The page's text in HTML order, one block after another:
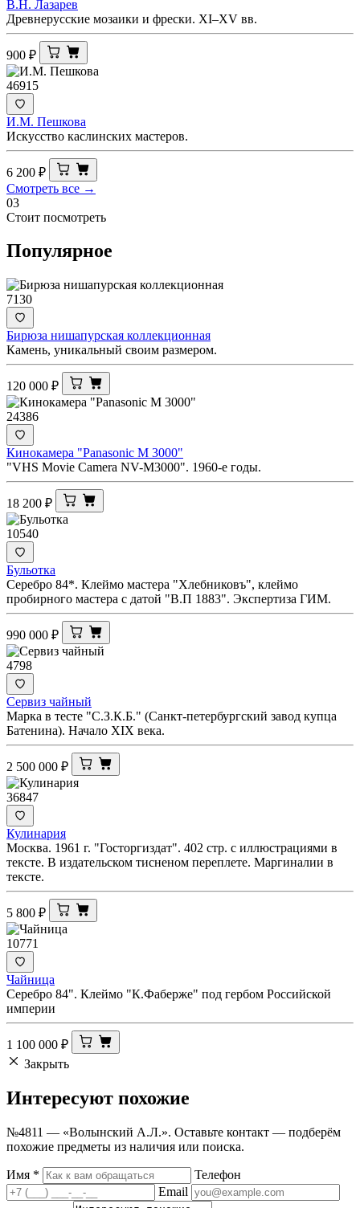
В.Н. Лазарев
Древнерусские мозаики и фрески. XI–XV вв.
900 ₽
46915
И.М. Пешкова
Искусство каслинских мастеров.
6 200 ₽
Смотреть все →
03
Стоит посмотреть
Популярное
7130
Бирюза нишапурская коллекционная
Камень, уникальный своим размером.
120 000 ₽
24386
Кинокамера "Panasonic M 3000"
"VHS Movie Camera NV-M3000". 1960-е годы.
18 200 ₽
10540
Бульотка
Серебро 84*. Клеймо мастера "Хлебниковъ", клеймо
пробирного мастера с датой "В.П 1883". Экспертиза ГИМ.
990 000 ₽
4798
Сервиз чайный
Марка в тесте "С.З.К.Б." (Санкт-петербургский завод купца
Батенина). Начало XIX века.
2 500 000 ₽
36847
Кулинария
Москва. 1961 г. "Госторгиздат". 402 стр. с иллюстрациями в
тексте. В издательском тисненом переплете. Маргиналии в
тексте.
5 800 ₽
10771
Чайница
Серебро 84". Клеймо "К.Фаберже" под гербом Российской
империи
1 100 000 ₽
Закрыть
Интересуют похожие
№4811 — «Волынский А.Л.». Оставьте контакт — подберём
похожие предметы из наличия или поиска.
Имя *
Телефон
Email